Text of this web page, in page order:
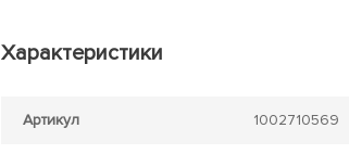
Характеристики
Артикул 1002710569